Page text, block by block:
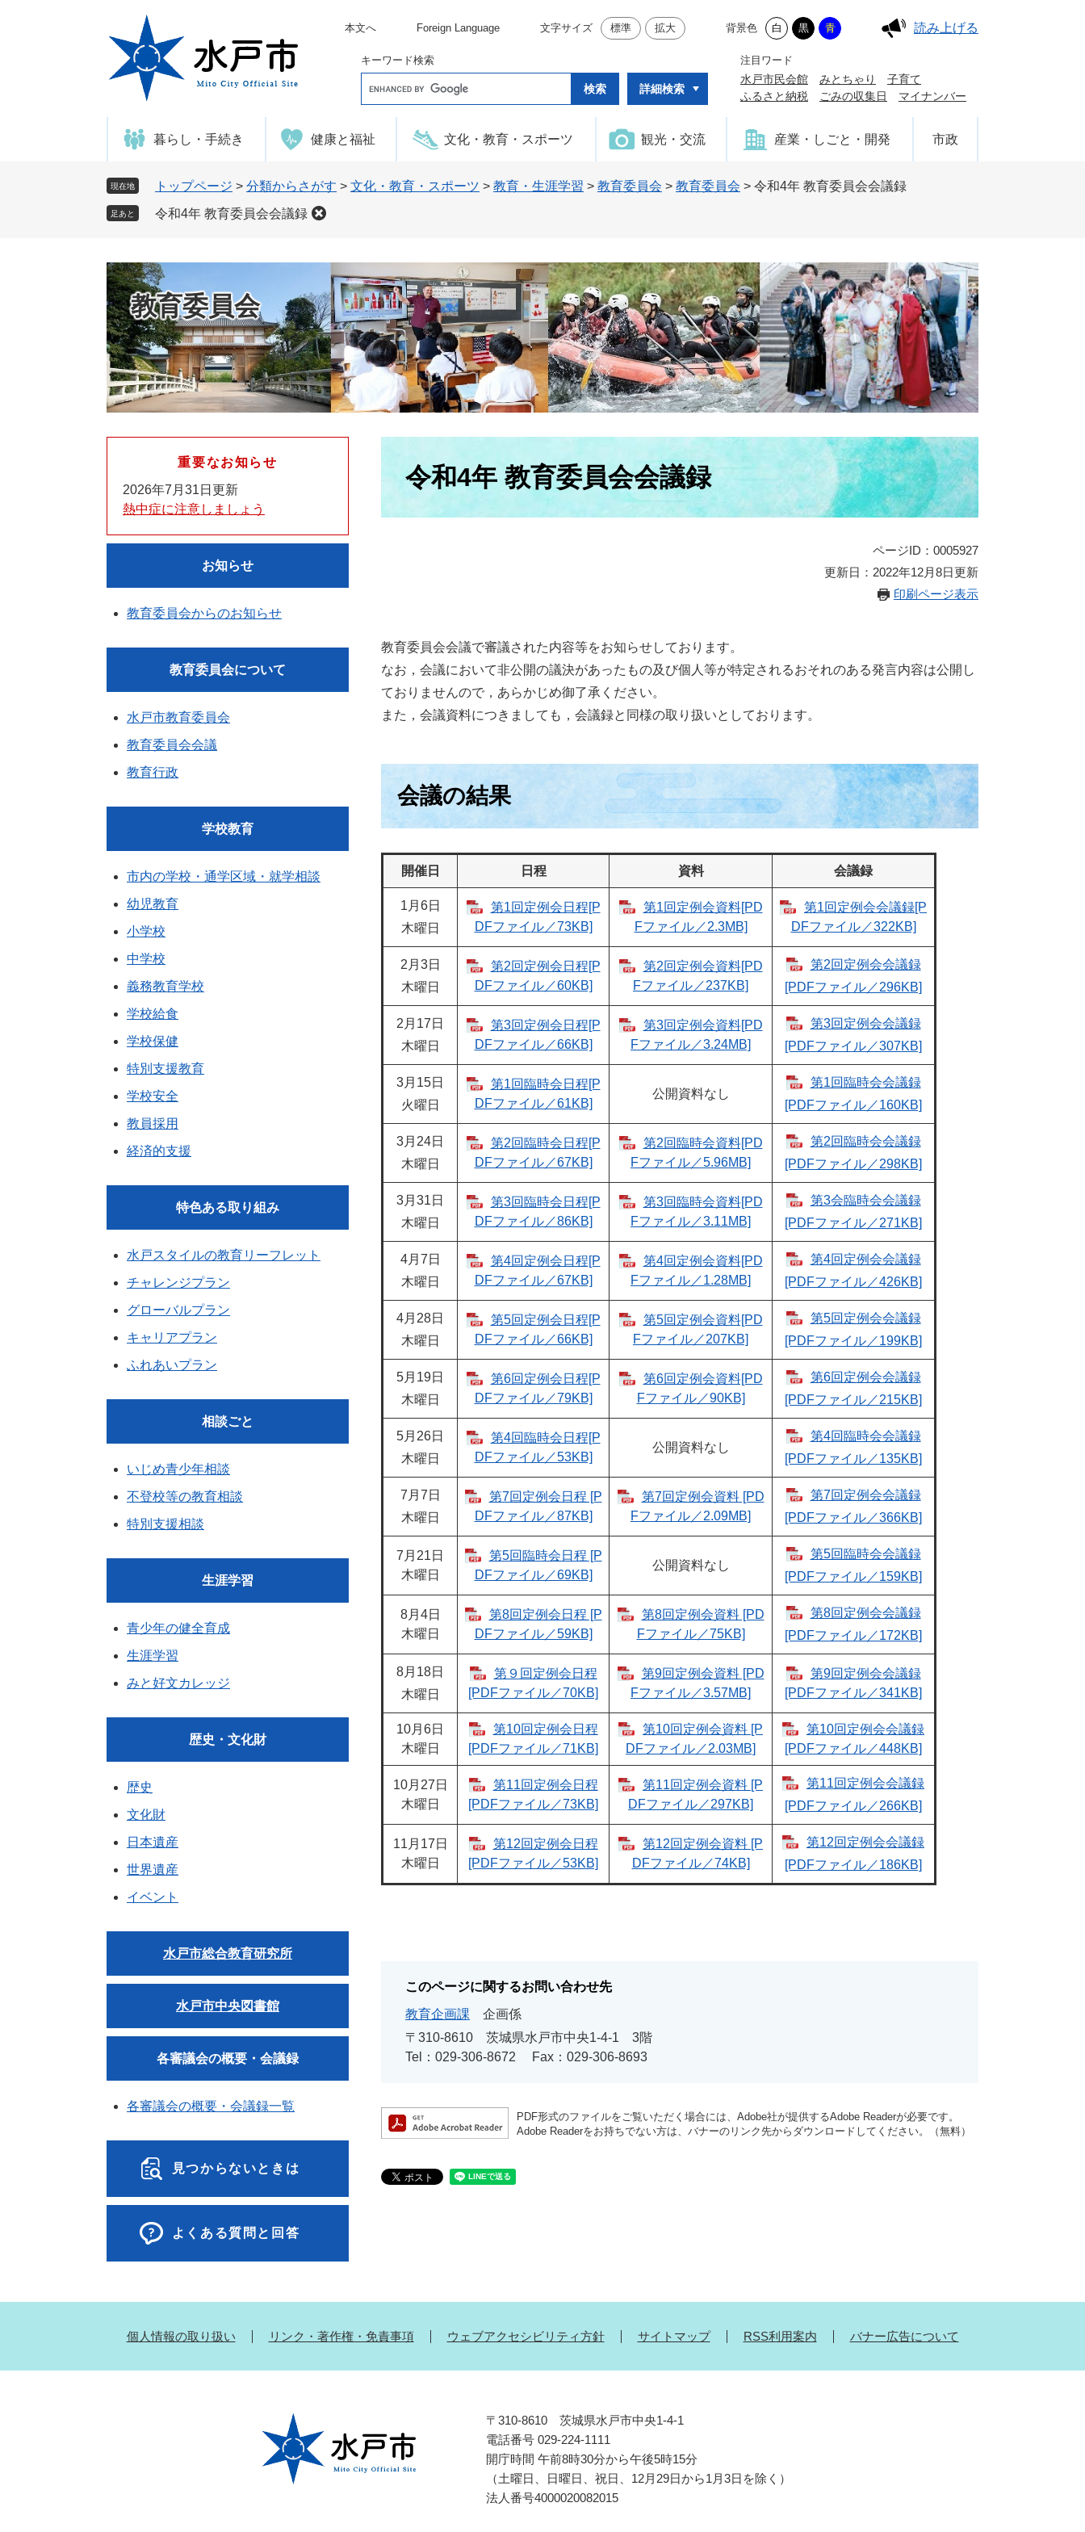
本文へ Foreign Language 文字サイズ 標準 拡大 背景色 白 黒 青 読み上げる
キーワード検索
o
e
タ
ム
詳細検索
注目ワード
水戸市民会館 みとちゃり
子育て
ふるさと納税
ごみの収集日 マイナンバー
暮らし・手続き 健康と福祉 文化・教育・スポーツ 観光・交流 産業・しごと・開発 市政
現在地 トップページ > 分類からさがす > 文化・教育・スポーツ > 教育・生涯学習 > 教育委員会 > 教育委員会 > 令和4年 教育委員会会議録
足あと 令和4年 教育委員会会議録
教育委員会
令和4年 教育委員会会議録
ページID：0005927
更新日：2022年12月8日更新
印刷ページ表示
教育委員会会議で審議された内容等をお知らせしております。
なお，会議において非公開の議決があったもの及び個人等が特定されるおそれのある発言内容は公開し
ておりませんので，あらかじめ御了承ください。
また，会議資料につきましても，会議録と同様の取り扱いとしております。
会議の結果
開催日 日程 資料 会議録
1月6日
木曜日
第1回定例会日程[P
DFファイル／73KB]
第1回定例会資料[PD
Fファイル／2.3MB]
第1回定例会会議録[P
DFファイル／322KB]
2月3日
木曜日
第2回定例会日程[P
DFファイル／60KB]
第2回定例会資料[PD
Fファイル／237KB]
第2回定例会会議録
[PDFファイル／296KB]
2月17日
木曜日
第3回定例会日程[P
DFファイル／66KB]
第3回定例会資料[PD
Fファイル／3.24MB]
第3回定例会会議録
[PDFファイル／307KB]
3月15日
火曜日
第1回臨時会日程[P
DFファイル／61KB]
公開資料なし
第1回臨時会会議録
[PDFファイル／160KB]
3月24日
木曜日
第2回臨時会日程[P
DFファイル／67KB]
第2回臨時会資料[PD
Fファイル／5.96MB]
第2回臨時会会議録
[PDFファイル／298KB]
3月31日
木曜日
第3回臨時会日程[P
DFファイル／86KB]
第3回臨時会資料[PD
Fファイル／3.11MB]
第3会臨時会会議録
[PDFファイル／271KB]
4月7日
木曜日
第4回定例会日程[P
DFファイル／67KB]
第4回定例会資料[PD
Fファイル／1.28MB]
第4回定例会会議録
[PDFファイル／426KB]
4月28日
木曜日
第5回定例会日程[P
DFファイル／66KB]
第5回定例会資料[PD
Fファイル／207KB]
第5回定例会会議録
[PDFファイル／199KB]
5月19日
木曜日
第6回定例会日程[P
DFファイル／79KB]
第6回定例会資料[PD
Fファイル／90KB]
第6回定例会会議録
[PDFファイル／215KB]
5月26日
木曜日
第4回臨時会日程[P
DFファイル／53KB]
公開資料なし
第4回臨時会会議録
[PDFファイル／135KB]
7月7日
木曜日
第7回定例会日程 [P
DFファイル／87KB]
第7回定例会資料 [PD
Fファイル／2.09MB]
第7回定例会会議録
[PDFファイル／366KB]
7月21日
木曜日
第5回臨時会日程 [P
DFファイル／69KB]
公開資料なし
第5回臨時会会議録
[PDFファイル／159KB]
8月4日
木曜日
第8回定例会日程 [P
DFファイル／59KB]
第8回定例会資料 [PD
Fファイル／75KB]
第8回定例会会議録
[PDFファイル／172KB]
8月18日
木曜日
第９回定例会日程
[PDFファイル／70KB]
第9回定例会資料 [PD
Fファイル／3.57MB]
第9回定例会会議録
[PDFファイル／341KB]
10月6日
木曜日
第10回定例会日程
[PDFファイル／71KB]
第10回定例会資料 [P
DFファイル／2.03MB]
第10回定例会会議録
[PDFファイル／448KB]
10月27日
木曜日
第11回定例会日程
[PDFファイル／73KB]
第11回定例会資料 [P
DFファイル／297KB]
第11回定例会会議録
[PDFファイル／266KB]
11月17日
木曜日
第12回定例会日程
[PDFファイル／53KB]
第12回定例会資料 [P
DFファイル／74KB]
第12回定例会会議録
[PDFファイル／186KB]
このページに関するお問い合わせ先
教育企画課
企画係
〒310-8610
茨城県水戸市中央1-4-1 3階
Tel：029-306-8672
Fax：029-306-8693
PDF形式のファイルをご覧いただく場合には、Adobe社が提供するAdobe Readerが必要です。
Adobe Readerをお持ちでない方は、バナーのリンク先からダウンロードしてください。（無料）
重要なお知らせ
2026年7月31日更新
熱中症に注意しましょう
お知らせ
教育委員会からのお知らせ
教育委員会について
水戸市教育委員会
教育委員会会議
教育行政
学校教育
市内の学校・通学区域・就学相談
幼児教育
小学校
中学校
義務教育学校
学校給食
学校保健
特別支援教育
学校安全
教員採用
経済的支援
特色ある取り組み
水戸スタイルの教育リーフレット
チャレンジプラン
グローバルプラン
キャリアプラン
ふれあいプラン
相談ごと
いじめ青少年相談
不登校等の教育相談
特別支援相談
生涯学習
青少年の健全育成
生涯学習
みと好文カレッジ
歴史・文化財
歴史
文化財
日本遺産
世界遺産
イベント
水戸市総合教育研究所
水戸市中央図書館
各審議会の概要・会議録
各審議会の概要・会議録一覧
見つからないときは
よくある質問と回答
個人情報の取り扱い リンク・著作権・免責事項 ウェブアクセシビリティ方針 サイトマップ RSS利用案内 バナー広告について
〒310-8610 茨城県水戸市中央1-4-1
電話番号 029-224-1111
開庁時間 午前8時30分から午後5時15分
（土曜日、日曜日、祝日、12月29日から1月3日を除く）
法人番号4000020082015